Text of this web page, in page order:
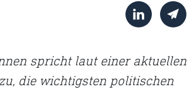
spricht laut einer aktuellen
die wichtigsten politischen